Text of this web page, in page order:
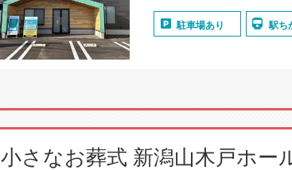
駐車場あり 駅ち
小さなお葬式 新潟山木戸ホー